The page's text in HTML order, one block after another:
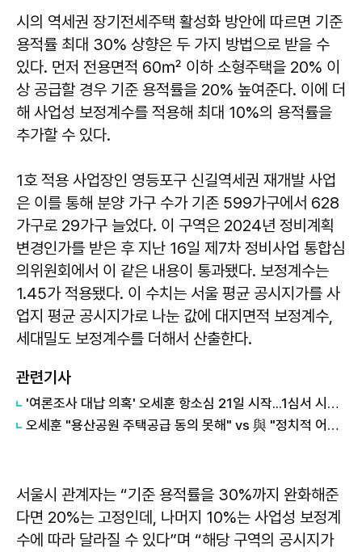
시의 역세권 장기전세주택 활성화 방안에 따르면 기준
용적률 최대 30% 상향은 두 가지 방법으로 받을 수
있다. 먼저 전용면적 60㎡ 이하 소형주택을 20% 이
상 공급할 경우 기준 용적률을 20% 높여준다. 이에 더
해 사업성 보정계수를 적용해 최대 10%의 용적률을
추가할 수 있다.
1호 적용 사업장인 영등포구 신길역세권 재개발 사업
은 이를 통해 분양 가구 수가 기존 599가구에서 628
가구로 29가구 늘었다. 이 구역은 2024년 정비계획
변경인가를 받은 후 지난 16일 제7차 정비사업 통합심
의위원회에서 이 같은 내용이 통과됐다. 보정계수는
1.45가 적용됐다. 이 수치는 서울 평균 공시지가를 사
업지 평균 공시지가로 나눈 값에 대지면적 보정계수,
세대밀도 보정계수를 더해서 산출한다.
관련기사
'여론조사 대납 의혹' 오세훈 항소심 21일 시작...1심서 시장직 상실형
오세훈 "용산공원 주택공급 동의 못해" vs 與 "정치적 어젠다로 사용" 맞불
서울시 관계자는 “기준 용적률을 30%까지 완화해준
다면 20%는 고정인데, 나머지 10%는 사업성 보정계
수에 따라 달라질 수 있다”며 “해당 구역의 공시지가